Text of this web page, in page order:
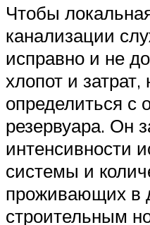
Чтобы
канализации
исправно и не
хлопот и
определиться с
резервуара. Он
интенсивности
системы и
проживающих в
строительным